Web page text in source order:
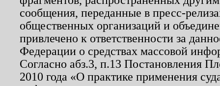
сообщения, переданные в пресс-
общественных организаций и
привлечено к ответственности за
Федерации о средствах массовой
Согласно абз.3, п.13 Постановления
2010 года «О практике применения